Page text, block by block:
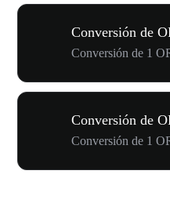
Conversión de
Conversión de 1
Conversión de
Conversión de 1